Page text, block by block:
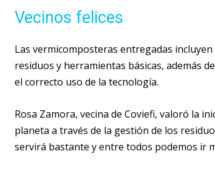
Vecinos felices
Las vermicomposteras entregadas
residuos y herramientas básicas, además
el correcto uso de la tecnología.
Rosa Zamora, vecina de Coviefi, valoró la
planeta a través de la gestión de los
servirá bastante y entre todos podemos ir